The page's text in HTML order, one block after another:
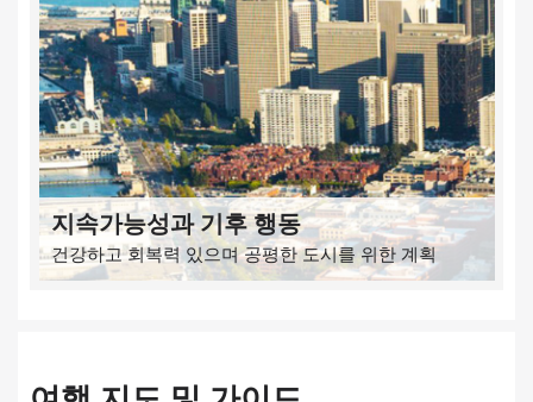
지속가능성과 기후 행동
건강하고 회복력 있으며 공평한 도시를 위한 계획